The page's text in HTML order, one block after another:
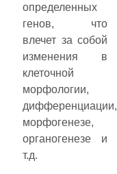
определенных
генов, что
влечет за собой
изменения в
клеточной
морфологии,
дифференциации,
морфогенезе,
органогенезе и
т.д.